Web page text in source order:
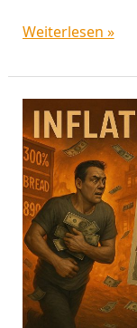
Weiterlesen »
Perspektiven
für
Anleihen
2025:
Alles
eine
Frage
des
Szenarios